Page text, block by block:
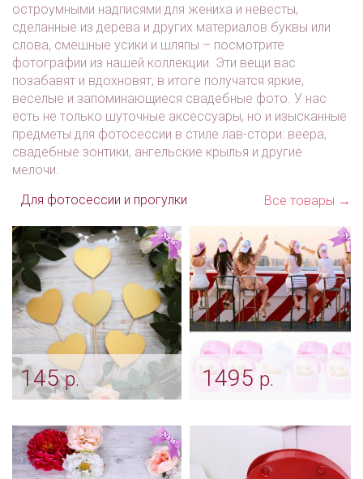
остроумными надписями для жениха и невесты,
сделанные из дерева и других материалов буквы или
слова, смешные усики и шляпы – посмотрите
фотографии из нашей коллекции. Эти вещи вас
позабавят и вдохновят, в итоге получатся яркие,
веселые и запоминающиеся свадебные фото. У нас
есть не только шуточные аксессуары, но и изысканные
предметы для фотосессии в стиле лав-стори: веера,
свадебные зонтики, ангельские крылья и другие
мелочи.
Все товары →
Для фотосессии и прогулки
145р.
фото
Арт: shtu_0214
1495 р.
бейсболка "Team bride"
для девичника
Арт: mel_0206